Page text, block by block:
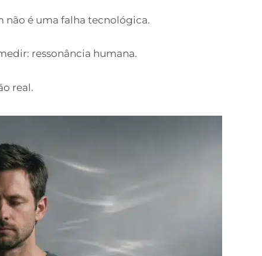
não é uma falha tecnológica.
ressonância humana.
real.